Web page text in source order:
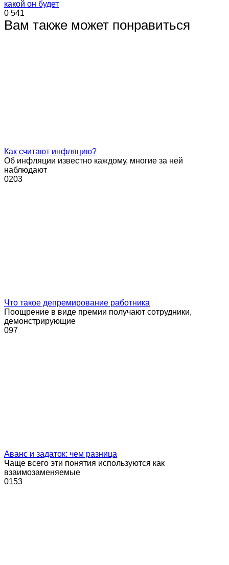
какой он будет
0 541
Вам также может понравиться
Как считают инфляцию?
Об инфляции известно каждому, многие за ней
наблюдают
0203
Что такое депремирование работника
Поощрение в виде премии получают сотрудники,
демонстрирующие
097
Аванс и задаток: чем разница
Чаще всего эти понятия используются как
взаимозаменяемые
0153